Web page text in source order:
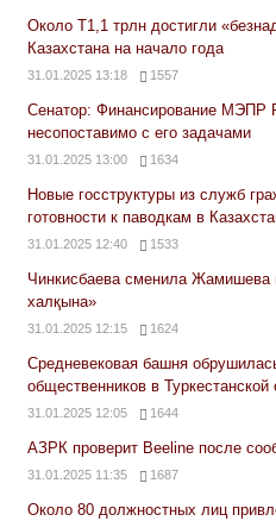
Около Т1,1 трлн достигли
Казахстана на начало года
31.01.2025 13:18 1557
Сенатор: Финансирование МЭПР
несопоставимо с его задачами
31.01.2025 13:00 1634
Новые госструктуры из служб
готовности к паводкам в
31.01.2025 12:40 1533
Чинкисбаева сменила Жамишева
халқына»
31.01.2025 12:15 1624
Средневековая башня
общественников в Туркестанской
31.01.2025 12:05 1644
АЗРК проверит Beeline после
31.01.2025 11:35 1687
Около 80 должностных лиц